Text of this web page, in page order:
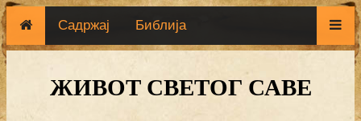
Садржај Библија
ЖИВОТ СВЕТОГ САВЕ